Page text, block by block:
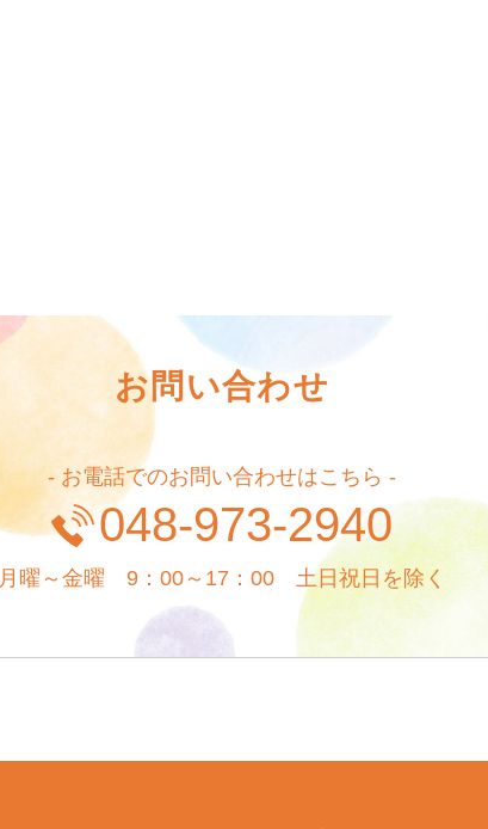
お問い合わせ
- お電話でのお問い合わせはこちら -
048-973-2940
月曜～金曜 9：00～17：00 土日祝日を除く